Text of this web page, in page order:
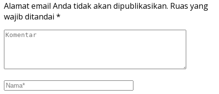
Alamat email Anda tidak akan dipublikasikan. Ruas yang
wajib ditandai *